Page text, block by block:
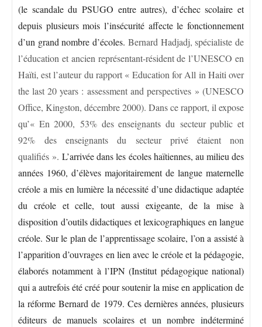
(le scandale du PSUGO entre autres), d’échec scolaire et
depuis plusieurs mois l’insécurité affecte le fonctionnement
d’un grand nombre d’écoles. Bernard Hadjadj, spécialiste de
l’éducation et ancien représentant-résident de l’UNESCO en
Haïti, est l’auteur du rapport « Education for All in Haiti over
the last 20 years : assessment and perspectives » (UNESCO
Office, Kingston, décembre 2000). Dans ce rapport, il expose
qu’« En 2000, 53% des enseignants du secteur public et
92% des enseignants du secteur privé étaient non
qualifiés ».L’arrivée dans les écoles haïtiennes, au milieu des
années 1960, d’élèves majoritairement de langue maternelle
créole a mis en lumière la nécessité d’une didactique adaptée
du créole et celle, tout aussi exigeante, de la mise à
disposition d’outils didactiques et lexicographiques en langue
créole. Sur le plan de l’apprentissage scolaire, l’on a assisté à
l’apparition d’ouvrages en lien avec le créole et la pédagogie,
élaborés notamment à l’IPN (Institut pédagogique national)
qui a autrefois été créé pour soutenir la mise en application de
la réforme Bernard de 1979. Ces dernières années, plusieurs
éditeurs de manuels scolaires et un nombre indéterminé